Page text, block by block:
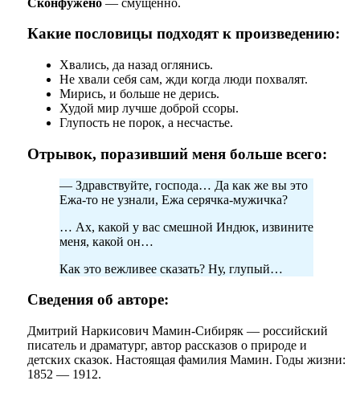
Какие пословицы подходят к произведению:
Хвались, да назад оглянись.
Не хвали себя сам, жди когда люди похвалят.
Мирись, и больше не дерись.
Худой мир лучше доброй ссоры.
Глупость не порок, а несчастье.
Отрывок, поразивший меня больше всего:
— Здравствуйте, господа… Да как же вы это
Ежа-то не узнали, Ежа серячка-мужичка?
… Ах, какой у вас смешной Индюк, извините
меня, какой он…
Как это вежливее сказать? Ну, глупый…
Сведения об авторе:
Дмитрий Наркисович Мамин-Сибиряк — российский
писатель и драматург, автор рассказов о природе и
детских сказок. Настоящая фамилия Мамин. Годы жизни:
1852 — 1912.